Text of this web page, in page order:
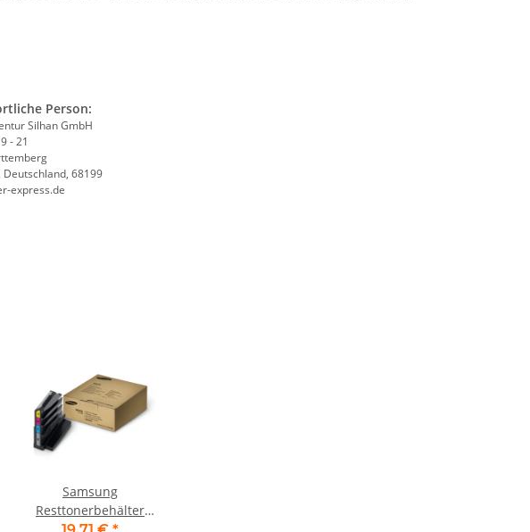
Person:
Silhan GmbH
- 21
Deutschland, 68199
express.de
Samsung
Resttonerbehälter